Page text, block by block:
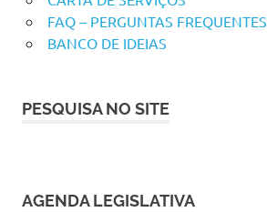
FAQ – PERGUNTAS FREQUENTES
BANCO DE IDEIAS
PESQUISA NO SITE
AGENDA LEGISLATIVA